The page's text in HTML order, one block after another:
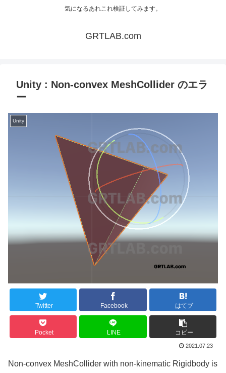
気になるあれこれ検証してみます。
GRTLAB.com
Unity : Non-convex MeshCollider のエラ
ー
Unity
Twitter Facebook はてブ
Pocket LINE コピー
2021.07.23
Non-convex MeshCollider with non-kinematic Rigidbody is